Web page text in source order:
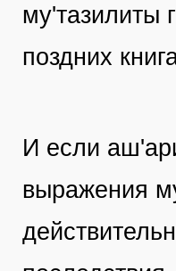
му'тазилиты
поздних
И если
выражения